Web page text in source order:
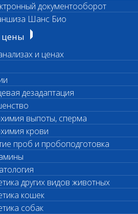
документооборот
Шанс Био
и ценах
дезадаптация
выпоты, сперма
крови
проб и пробоподготовка
других видов животных
кошек
собак
биохимических
срочных